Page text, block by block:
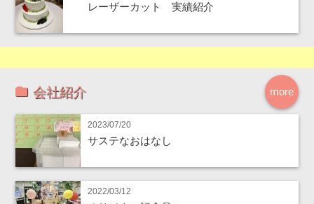
レーザーカット 実績紹介
more
会社紹介
2023/07/20
サステなおはなし
2022/03/12